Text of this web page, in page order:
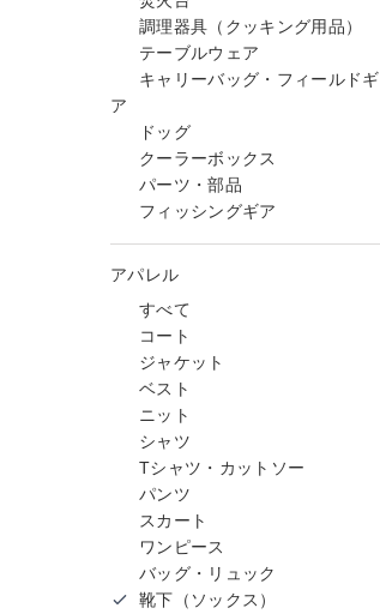
調理器具（クッキング用品）
テーブルウェア
キャリーバッグ・フィールドギ
ア
ドッグ
クーラーボックス
パーツ・部品
フィッシングギア
アパレル
すべて
コート
ジャケット
ベスト
ニット
シャツ
Tシャツ・カットソー
パンツ
スカート
ワンピース
バッグ・リュック
靴下（ソックス）